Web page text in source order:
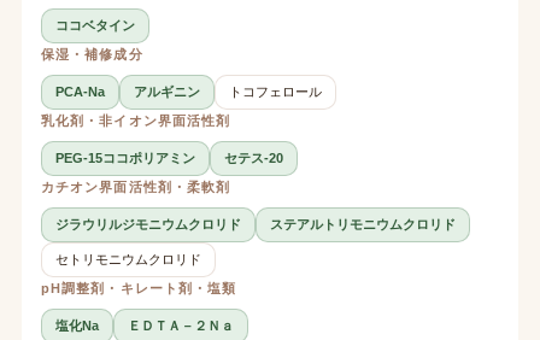
ココベタイン
保湿・補修成分
PCA-Na アルギニン
トコフェロール
乳化剤・非イオン界面活性剤
PEG-15ココポリアミン
セテス-20
カチオン界面活性剤・柔軟剤
ジラウリルジモニウムクロリド ステアルトリモニウムクロリド
セトリモニウムクロリド
pH調整剤・キレート剤・塩類
塩化Na
ＥＤＴＡ－２Ｎａ